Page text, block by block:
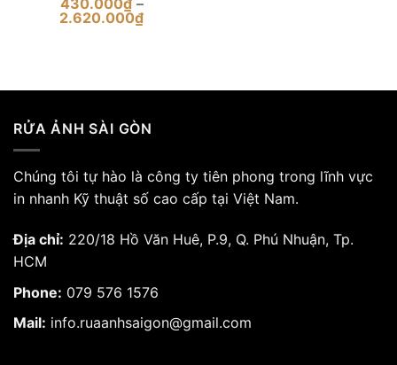
430.000₫ –
2.620.000₫Khoảng
2.620.000₫
RỬA ẢNH SÀI GÒN
Chúng tôi tự hào là công ty tiên phong trong lĩnh vực
in nhanh Kỹ thuật số cao cấp tại Việt Nam.
Địa chỉ: 220/18 Hồ Văn Huê, P.9, Q. Phú Nhuận, Tp.
HCM
Phone: 079 576 1576
Mail: info.ruaanhsaigon@gmail.com